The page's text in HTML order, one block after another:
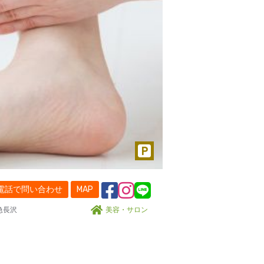
話で問い合わせ MAP
長沢 美容・サロン